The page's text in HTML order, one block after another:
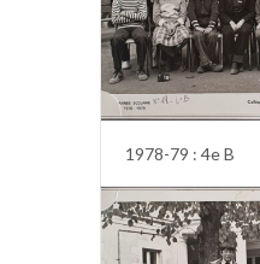
1978-79 : 4e B